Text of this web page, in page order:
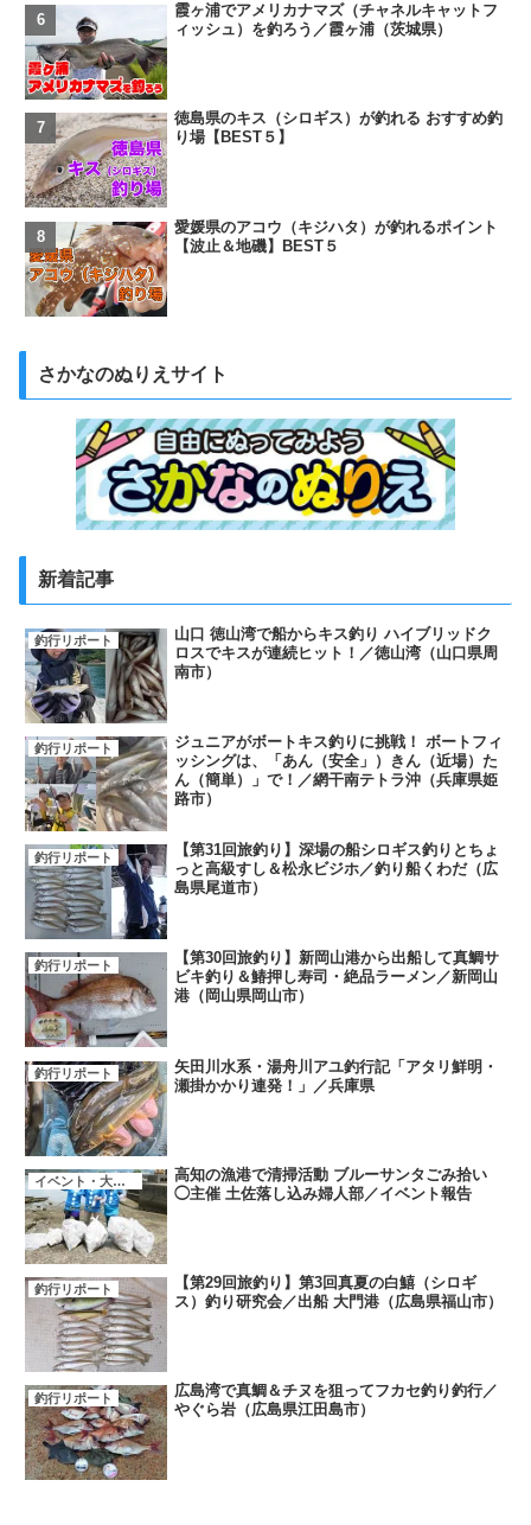
霞ヶ浦でアメリカナマズ（チャネルキャットフ
ィッシュ）を釣ろう／霞ヶ浦（茨城県）
徳島県のキス（シロギス）が釣れる おすすめ釣
り場【BEST５】
愛媛県のアコウ（キジハタ）が釣れるポイント
【波止＆地磯】BEST５
さかなのぬりえサイト
新着記事
釣行リポート
山口 徳山湾で船からキス釣り ハイブリッドク
ロスでキスが連続ヒット！／徳山湾（山口県周
南市）
釣行リポート
ジュニアがボートキス釣りに挑戦！ ボートフィ
ッシングは、「あん（安全」）きん（近場）た
ん（簡単）」で！／網干南テトラ沖（兵庫県姫
路市）
釣行リポート
【第31回旅釣り】深場の船シロギス釣りとちょ
っと高級すし＆松永ビジホ／釣り船くわだ（広
島県尾道市）
釣行リポート
【第30回旅釣り】新岡山港から出船して真鯛サ
ビキ釣り＆鰆押し寿司・絶品ラーメン／新岡山
港（岡山県岡山市）
釣行リポート
矢田川水系・湯舟川アユ釣行記「アタリ鮮明・
瀬掛かかり連発！」／兵庫県
イベント・大会・キャンペーン
高知の漁港で清掃活動 ブルーサンタごみ拾い
◯主催 土佐落し込み婦人部／イベント報告
釣行リポート
【第29回旅釣り】第3回真夏の白鱚（シロギ
ス）釣り研究会／出船 大門港（広島県福山市）
釣行リポート
広島湾で真鯛＆チヌを狙ってフカセ釣り釣行／
やぐら岩（広島県江田島市）